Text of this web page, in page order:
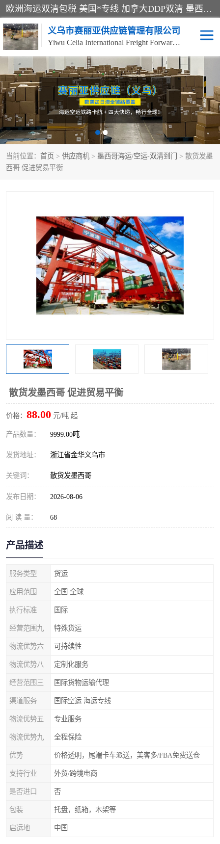
欧洲海运双清包税 美国*专线 加拿大DDP双清 墨西哥跨境空运 澳大利亚专线物流 跨境电商物流服务 国际快递到门服务 海运*渠道 一站式跨境物流解决方案 TikTok/SHEIN专线 电商平台FBA头程运输 国际铁路运输欧洲 UPS/DDHL/联邦快递跨境 美国双清到门物流 跨境*运输
义乌市赛丽亚供应链管理有限公司
Yiwu Celia International Freight Forwarding Co., Ltd
当前位置： 首页 > 供应商机 > 墨西哥海运/空运-双清到门
> 散货发墨
西哥 促进贸易平衡
散货发墨西哥 促进贸易平衡
价格： 88.00 元/吨 起
产品数量： 9999.00吨
发货地址： 浙江省金华义乌市
关键词： 散货发墨西哥
发布日期： 2026-08-06
阅 读 量： 68
产品描述
服务类型 货运
应用范围 全国 全球
执行标准 国际
经营范围九 特殊货运
物流优势六 可持续性
物流优势八 定制化服务
经营范围三 国际货物运输代理
渠道服务 国际空运 海运专线
物流优势五 专业服务
物流优势九 全程保险
优势 价格透明，尾端卡车派送，美客多/FBA免费送仓
支持行业 外贸/跨境电商
是否进口 否
包装 托盘，纸箱，木架等
启运地 中国
美森快船 欧洲卡航
加拿大海运/空运-双清到
门
澳大利亚海运/空运-双清
到门
墨西哥海运/空运-双清到
门